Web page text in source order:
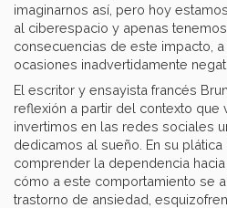
imaginarnos así, pero hoy
al ciberespacio y apenas
consecuencias de este impacto,
ocasiones inadvertidamente
El escritor y ensayista francés
reflexión a partir del contexto que
invertimos en las redes sociales
dedicamos al sueño. En su
comprender la dependencia
cómo a este comportamiento se
trastorno de ansiedad,